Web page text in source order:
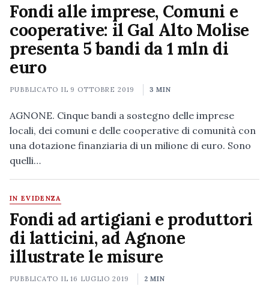
Fondi alle imprese, Comuni e
cooperative: il Gal Alto Molise
presenta 5 bandi da 1 mln di
euro
PUBBLICATO IL 9 OTTOBRE 2019 3 MIN
AGNONE. Cinque bandi a sostegno delle imprese
locali, dei comuni e delle cooperative di comunità con
una dotazione finanziaria di un milione di euro. Sono
quelli…
IN EVIDENZA
Fondi ad artigiani e produttori
di latticini, ad Agnone
illustrate le misure
PUBBLICATO IL16 LUGLIO 2019 2 MIN